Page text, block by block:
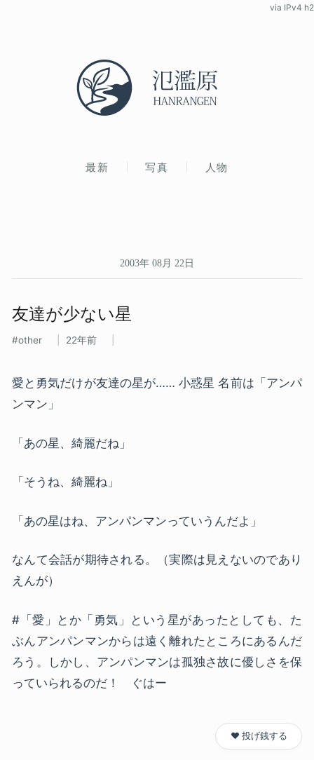
最新 写真 人物
via IPv4 h2
2003年 08月 22日
友達が​少ない​星
other 22年前
愛と勇気だけが友達の星が…… 小惑星 名前は「アンパ
ンマン」
「あの星、綺麗だね」
「そうね、綺麗ね」
「あの星はね、アンパンマンっていうんだよ」
なんて会話が期待される。（実際は見えないのであり
えんが）
#「愛」とか「勇気」という星があったとしても、た
ぶんアンパンマンからは遠く離れたところにあるんだ
ろう。しかし、アンパンマンは孤独さ故に優しさを保
っていられるのだ！ ぐはー
❤️ 投げ銭する